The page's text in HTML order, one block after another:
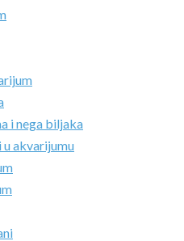
i nega biljaka
akvarijumu